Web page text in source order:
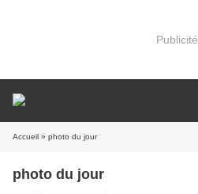
Publicité
Accueil » photo du jour
photo du jour